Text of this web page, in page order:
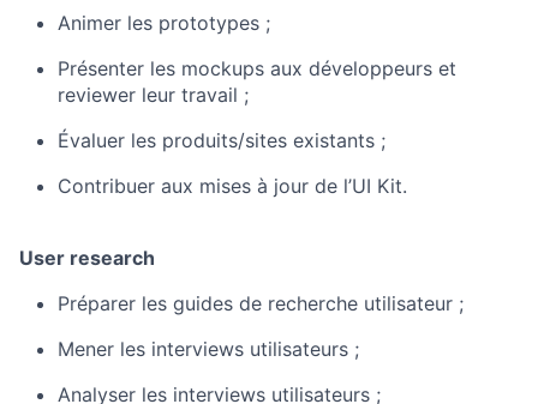
Animer les prototypes ;
Présenter les mockups aux développeurs et
reviewer leur travail ;
Évaluer les produits/sites existants ;
Contribuer aux mises à jour de l’UI Kit.
User research
Préparer les guides de recherche utilisateur ;
Mener les interviews utilisateurs ;
Analyser les interviews utilisateurs ;